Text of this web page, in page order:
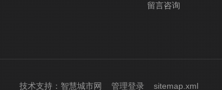
留言咨询
技术支持： 智慧城市网 管理登录 sitemap.xml